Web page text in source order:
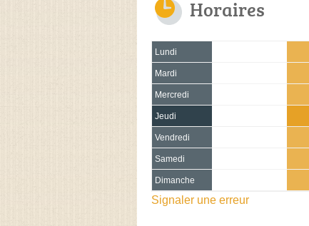
Horaires
Lundi
Mardi
Mercredi
Jeudi
Vendredi
Samedi
Dimanche
Signaler une erreur